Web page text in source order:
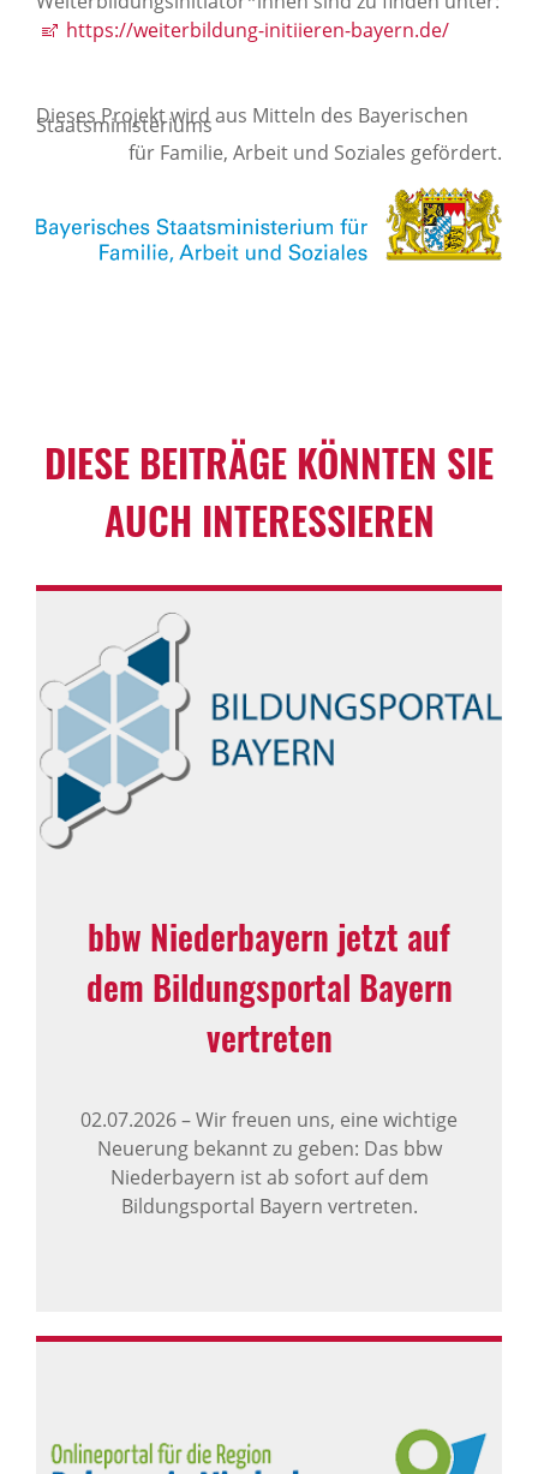
https://weiterbildung-initiieren-bayern.de/
Dieses Projekt wird aus Mitteln des Bayerischen
Staatsministeriums
für Familie, Arbeit und Soziales gefördert.
DIESE BEITRÄGE KÖNNTEN SIE
AUCH INTERESSIEREN
bbw Niederbayern jetzt auf
dem Bildungsportal Bayern
vertreten
02.07.2026–Wir freuen uns, eine wichtige
Neuerung bekannt zu geben: Das bbw
Niederbayern ist ab sofort auf dem
Bildungsportal Bayern vertreten.